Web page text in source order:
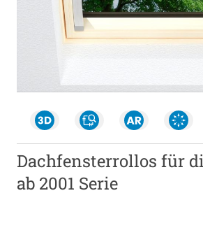
Dachfensterrollos für
ab 2001 Serie